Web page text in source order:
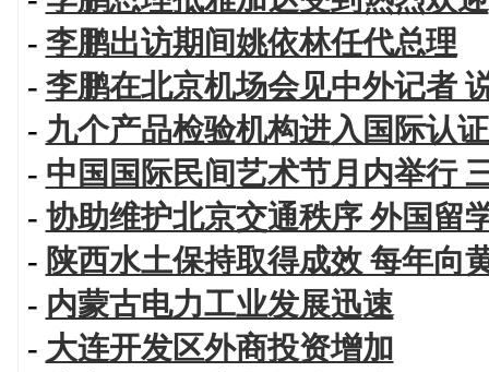
- 李鹏出访期间姚依林任代总理
- 李鹏在北京机场会见中外记者
- 九个产品检验机构进入国际认
- 中国国际民间艺术节月内举行
- 协助维护北京交通秩序 外国留
- 陕西水土保持取得成效 每年向
- 内蒙古电力工业发展迅速
- 大连开发区外商投资增加